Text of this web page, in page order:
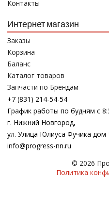
Контакты
Интернет магазин
Заказы
Корзина
Баланс
Каталог товаров
Запчасти по Брендам
+7 (831) 214-54-54
График работы по будням с
г. Нижний Новгород,
ул. Улица Юлиуса Фучика дом
info@progress-nn.ru
© 2026
Политика